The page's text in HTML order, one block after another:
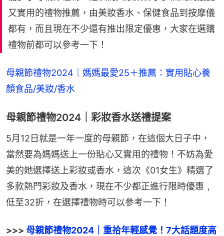
又實用的禮物推薦，由美妝香水、保健食品到按摩儀
都有，而且現在不少還有推出限定優惠，大家在選購
禮物前都可以參考一下！
母親節禮物2024｜媽媽最愛25＋推薦：實用貼心養
顏食品/美妝/香水
母親節禮物2024｜彩妝香水送禮提案
5月12日就是一年一度的母親節，在這個大日子中，
當然要為媽媽送上一份貼心又實用的禮物！不妨為愛
美的她選擇送上彩妝或香水，這次《01女生》精選了
多款熱門彩妝及香水，現在不少都正進行限時優惠﹐
低至32折，在選擇禮物時可以參考一下！
>>> 母親節禮物2024｜重拾年輕感覺！7大話題度高